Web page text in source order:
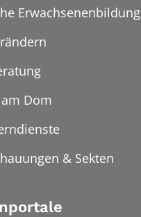
Erwachsenenbildung
Dom
& Sekten